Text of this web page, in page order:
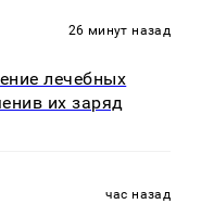
26 минут назад
лечебных
их заряд
час назад